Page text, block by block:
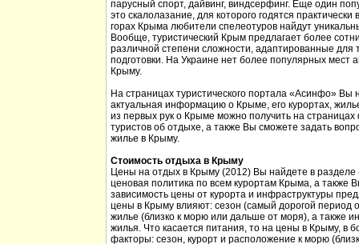
парусный спорт, дайвинг, виндсерфинг. Еще один
это скалолазание, для которого годятся
горах Крыма любители спелеотуров найдут
Вообще, туристический Крым предлагает более
различной степени сложности, адаптированные для
подготовки. На Украине нет более популярных мест
Крыму.
На страницах туристического портала «Асинфо» Вы
актуальная информацию о Крыме, его курортах,
из первых рук о Крыме можно получить на
туристов об отдыхе, а также Вы сможете задать
жилье в Крыму.
Стоимость отдыха в Крыму
Цены на отдых в Крыму (2012) Вы найдете в разделе
ценовая политика по всем курортам Крыма, а также
зависимость цены от курорта и инфраструктуры
цены в Крыму влияют: сезон (самый дорогой период
жилье (близко к морю или дальше от моря), а также
жилья. Что касается питания, то на цены в Крыму, в
факторы: сезон, курорт и расположение к морю